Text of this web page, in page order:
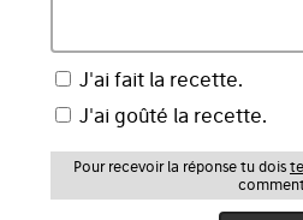
J'ai fait la recette.
J'ai goûté la recette.
Pour recevoir la réponse tu dois